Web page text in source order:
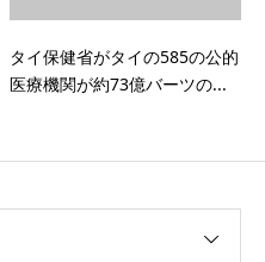
タイ保健省がタイの585の公的
医療機関が約73億バーツの...